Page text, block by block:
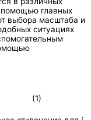
помощью главных
выбора масштаба и
ситуациях